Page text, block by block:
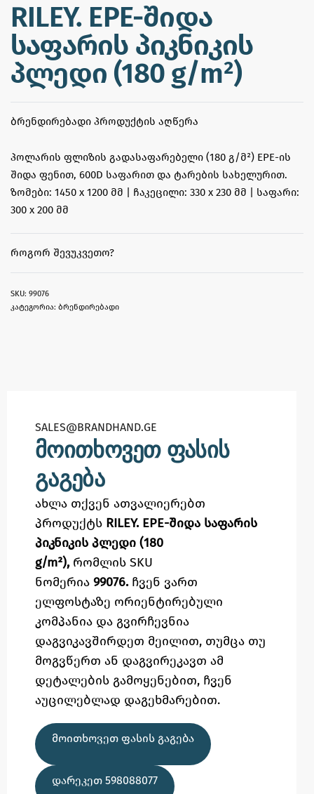
RILEY. EPE-შიდა
საფარის პიკნიკის
პლედი (180 g/m²)
ᲑᲠᲔᲜᲓᲘᲠᲔᲑᲐᲓᲘ ᲞᲠᲝᲓᲣᲥᲢᲘᲡ ᲐᲦᲬᲔᲠᲐ
პოლარის ფლიზის გადასაფარებელი (180 გ/მ²) EPE-ის
შიდა ფენით, 600D საფარით და ტარების სახელურით.
ზომები: 1450 x 1200 მმ | ჩაკეცილი: 330 x 230 მმ | საფარი:
300 x 200 მმ
ᲠᲝᲒᲝᲠ ᲨᲔᲕᲣᲙᲕᲔᲗᲝ?
99076
კატეგორია: ბრენდირებადი
SALES@BRANDHAND.GE​
მოითხოვეთ ფასის
გაგება
ახლა თქვენ ათვალიერებთ
პროდუქტს RILEY. EPE-შიდა საფარის
პიკნიკის პლედი (180
g/m²), რომლის SKU
ნომერია 99076. ჩვენ ვართ
ელფოსტაზე ორიენტირებული
კომპანია და გვირჩევნია
დაგვიკავშირდეთ მეილით, თუმცა თუ
მოგვწერთ ან დაგვირეკავთ ამ
დეტალების გამოყენებით, ჩვენ
აუცილებლად დაგეხმარებით.
ᲛᲝᲘᲗᲮᲝᲕᲔᲗ ᲤᲐᲡᲘᲡ ᲒᲐᲒᲔᲑᲐ
ᲓᲐᲠᲔᲙᲔᲗ 598088077